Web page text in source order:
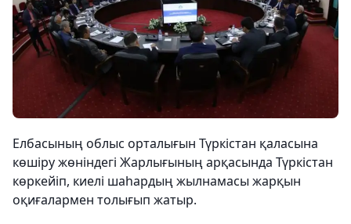
Елбасының облыс орталығын Түркістан қаласына
көшіру жөніндегі Жарлығының арқасында Түркістан
көркейіп, киелі шаһардың жылнамасы жарқын
оқиғалармен толығып жатыр.